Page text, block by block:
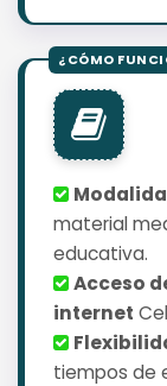
material
educativa.
Acceso
internet
tiempos de